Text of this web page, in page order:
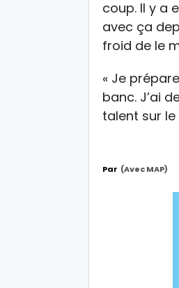
coup. Il y a
avec ça
froid de le
« Je
banc. J’ai
talent sur
Par (avec MAP)